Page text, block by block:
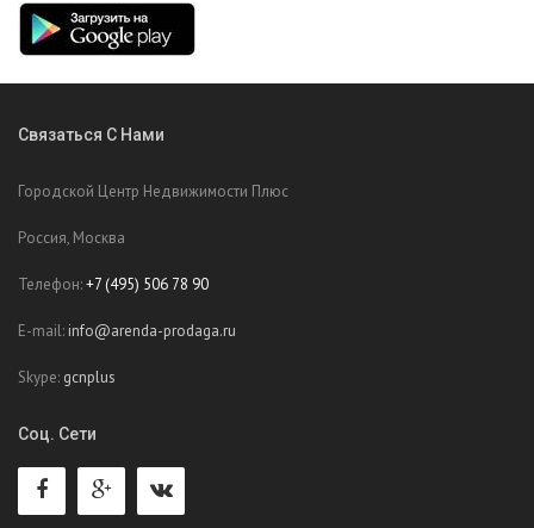
Связаться С Нами
Городской Центр Недвижимости Плюс
Россия, Москва
Телефон:+7 (495) 506 78 90
E-mail: info@arenda-prodaga.ru
Skype: gcnplus
Соц. Сети